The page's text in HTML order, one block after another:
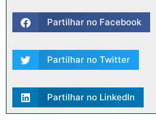
Partilhar no Facebook
Partilhar no Twitter
Partilhar no LinkedIn